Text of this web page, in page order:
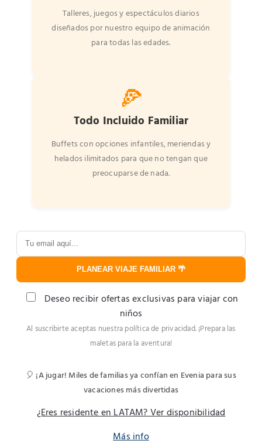
Talleres, juegos y espectáculos diarios
diseñados por nuestro equipo de animación
para todas las edades.
🍕
Todo Incluido Familiar
Buffets con opciones infantiles, meriendas y
helados ilimitados para que no tengan que
preocuparse de nada.
PLANEAR VIAJE FAMILIAR 🌴
Deseo recibir ofertas exclusivas para viajar con
niños
Al suscribirte aceptas nuestra política de privacidad. ¡Prepara las
maletas para la aventura!
🎈 ¡A jugar! Miles de familias ya confían en Evenia para sus
vacaciones más divertidas
¿Eres residente en LATAM? Ver disponibilidad
Más info